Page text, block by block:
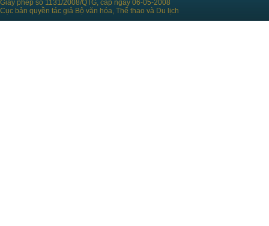
Giấy phép số 1131/2008/QTG, cấp ngày 06-05-2008
Cục bản quyền tác giả Bộ văn hóa, Thể thao và Du lịch